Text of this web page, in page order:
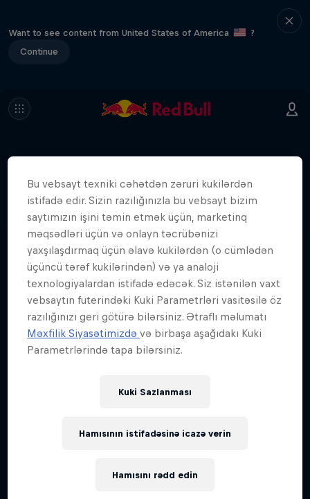
Want to see content from United States of America
?
Continue
Oxşar Hekayələr
Bu vebsayt texniki cəhətdən zəruri kukilərdən
istifadə edir. Sizin razılığınızla bu vebsayt bizim
saytımızın işini təmin etmək üçün, marketinq
məqsədləri üçün və onlayn təcrübənizi
yaxşılaşdırmaq üçün əlavə kukilərdən (o cümlədən
üçüncü tərəf kukilərindən) və ya analoji
texnologiyalardan istifadə edəcək. Siz istənilən vaxt
vebsaytın futerindəki Kuki Parametrləri vasitəsilə öz
razılığınızı geri götürə bilərsiniz. Ətraflı məlumatı
Məxfilik Siyasətimizdəvə birbaşa aşağıdakı Kuki
Parametrlərində tapa bilərsiniz.
Kuki Sazlanması
Hamısını rədd edin
Hamısının istifadəsinə icazə verin